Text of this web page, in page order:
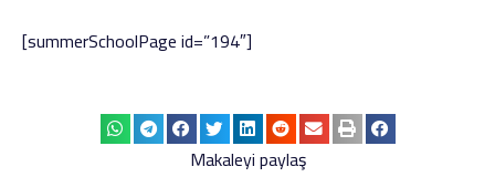
[summerSchoolPage id=”194″]
Makaleyi paylaş